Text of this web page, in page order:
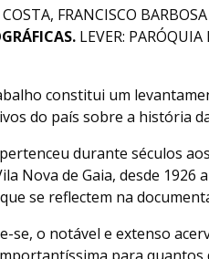
FRANCISCO
LEVER:
constitui um
do país sobre a história
durante séculos
Nova de Gaia, desde
se reflectem na
se, o notável e extenso